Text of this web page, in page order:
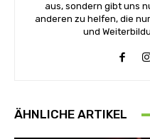
aus, sondern gibt uns
anderen zu helfen, die
und
ÄHNLICHE ARTIKEL